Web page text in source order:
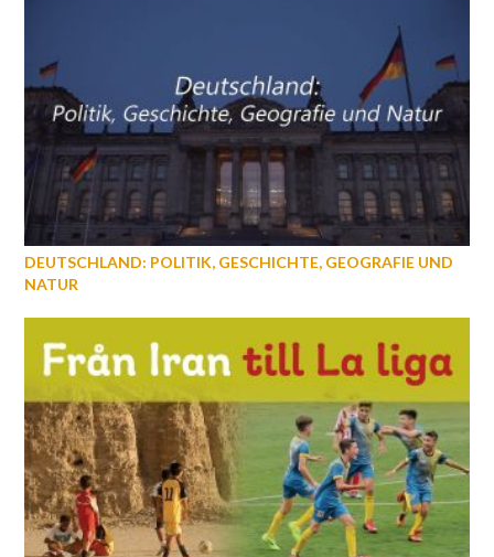
DEUTSCHLAND: POLITIK, GESCHICHTE, GEOGRAFIE UND
NATUR